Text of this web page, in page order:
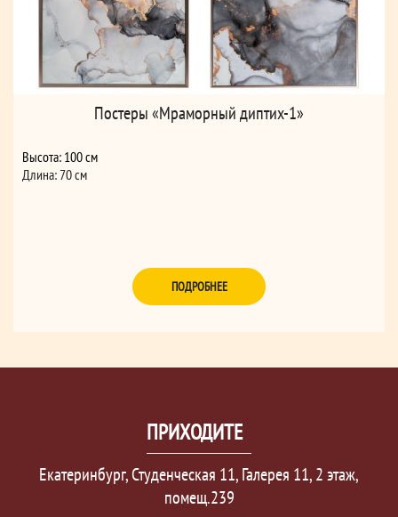
Постеры «Мраморный диптих-1»
Высота: 100 см
Длина: 70 см
ПОДРОБНЕЕ
ПРИХОДИТЕ
Екатеринбург, Студенческая 11, Галерея 11, 2 этаж,
помещ.239